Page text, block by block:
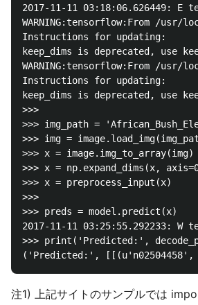
2017-11-11 03:18:06.626449: E
WARNING:tensorflow:From /
Instructions for updating:
keep_dims is deprecated, use
WARNING:tensorflow:From /
Instructions for updating:
keep_dims is deprecated, use
>>>
>>> img_path =
>>> img =
>>> x = image.img_to_array(img)
>>> x = np.expand_dims(x,
>>> x = preprocess_input(x)
>>>
>>> preds = model.predict(x)
2017-11-11 03:25:55.292233:
>>> print('Predicted:',
注1) 上記サイトのサンプルでは